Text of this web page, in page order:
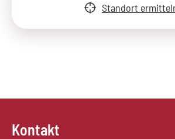
Standort
Kontakt